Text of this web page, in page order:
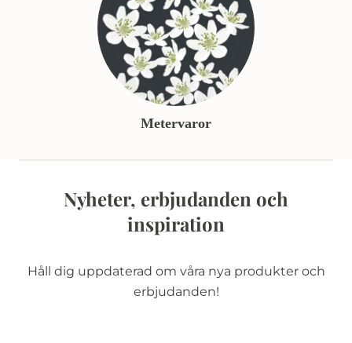
Metervaror
Nyheter, erbjudanden och
inspiration
Håll dig uppdaterad om våra nya produkter och
erbjudanden!